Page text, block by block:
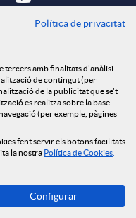
ara
Política de privacitat
tercers amb finalitats d'anàlisi
de contingut (per
de la publicitat que se't
es realitza sobre la base
(per exemple, pàgines
fent servir els botons facilitats
la nostra Política de Cookies
Configurar